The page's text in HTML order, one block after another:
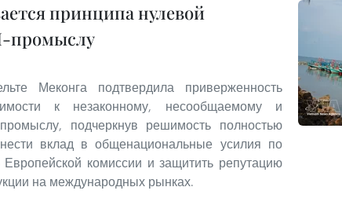
принципа нулевой
промыслу
Меконга подтвердила приверженность
к незаконному, несообщаемому и
подчеркнув решимость полностью
вклад в общенациональные усилия по
Европейской комиссии и защитить репутацию
на международных рынках.